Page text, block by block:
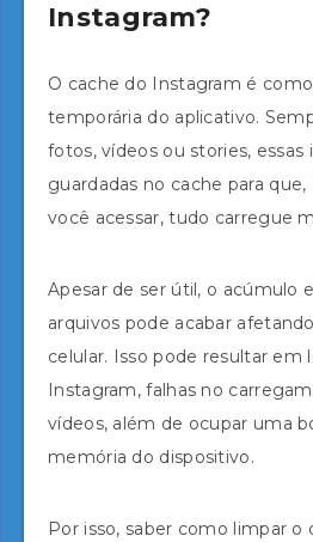
Instagram?
O cache do Instagram é
temporária do aplicativo.
fotos, vídeos ou stories, essas
guardadas no cache para
você acessar, tudo carregue
Apesar de ser útil, o acúmulo
arquivos pode acabar
celular. Isso pode resultar em
Instagram, falhas no
vídeos, além de ocupar uma
memória do dispositivo.
Por isso, saber como limpar o